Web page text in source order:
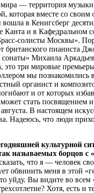
— территория
которая вместе со
в Кенигсберг
Канта и в Кафедральном
солисты Москвы».
британского пианиста
Михаила
это три мировые
мы познакомились
органист и
и от которых
может стать
В настоящем
Надеюсь, что люди
культурной
называемых борцов с
что я — человек
обвинить меня в этой
уйду. Вы видите во всем
Хотя, есть и